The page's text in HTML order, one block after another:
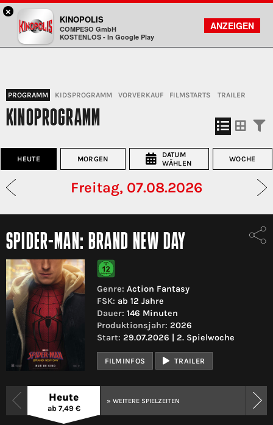
Kinopolis
FILMSUCHE
KONTO
PROGRAMM KIDSPROGRAMM VORVERKAUF FILMSTARTS TRAILER
KINOPROGRAMM
HEUTE MORGEN
DATUM
WÄHLEN
WOCHE
Freitag, 07.08.2026
SPIDER-MAN: BRAND NEW DAY
Genre: Action Fantasy
FSK: ab 12 Jahre
Dauer: 146 Minuten
Produktionsjahr: 2026
Start: 29.07.2026 | 2. Spielwoche
FILMINFOS TRAILER
Heute
ab 7,49 €
» WEITERE SPIELZEITEN
×
KINOPOLIS
COMPESO GmbH
KOSTENLOS - In Google Play
ANZEIGEN